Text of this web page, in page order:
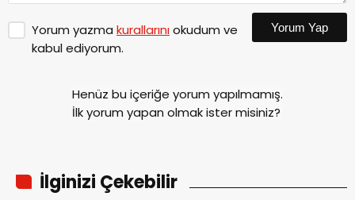
Yorum yazma kurallarınıokudum ve
kabul ediyorum.
Yorum Yap
Henüz bu içeriğe yorum yapılmamış.
İlk yorum yapan olmak ister misiniz?
İlginizi Çekebilir